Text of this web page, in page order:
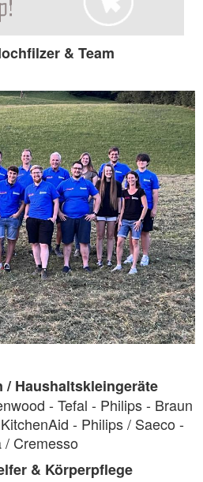
& Team
/ Haushaltskleingeräte
- Tefal - Philips - Braun
- Philips / Saeco -
/ Cremesso
& Körperpflege